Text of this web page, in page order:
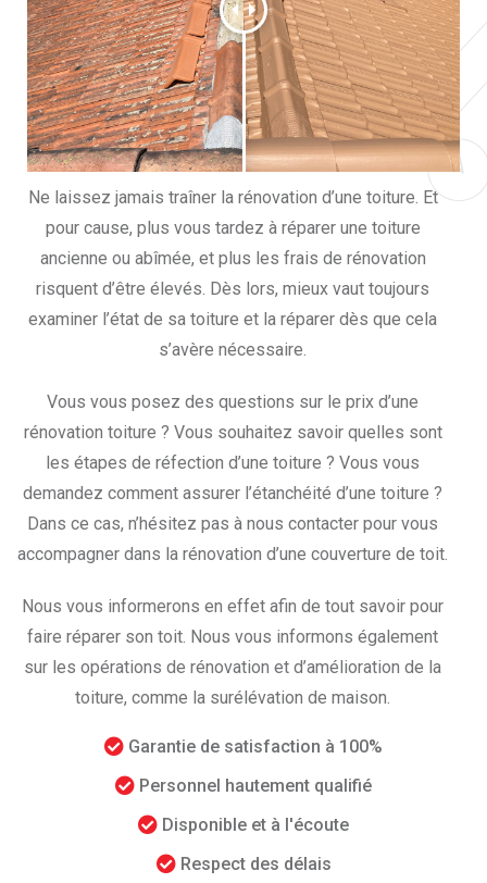
Ne laissez jamais traîner la rénovation d’une toiture. Et
pour cause, plus vous tardez à réparer une toiture
ancienne ou abîmée, et plus les frais de rénovation
risquent d’être élevés. Dès lors, mieux vaut toujours
examiner l’état de sa toiture et la réparer dès que cela
s’avère nécessaire.
Vous vous posez des questions sur le prix d’une
rénovation toiture ? Vous souhaitez savoir quelles sont
les étapes de réfection d’une toiture ? Vous vous
demandez comment assurer l’étanchéité d’une toiture ?
Dans ce cas, n’hésitez pas à nous contacter pour vous
accompagner dans la rénovation d’une couverture de toit.
Nous vous informerons en effet afin de tout savoir pour
faire réparer son toit. Nous vous informons également
sur les opérations de rénovation et d’amélioration de la
toiture, comme la surélévation de maison.
Garantie de satisfaction à 100%
Personnel hautement qualifié
Disponible et à l'écoute
Respect des délais